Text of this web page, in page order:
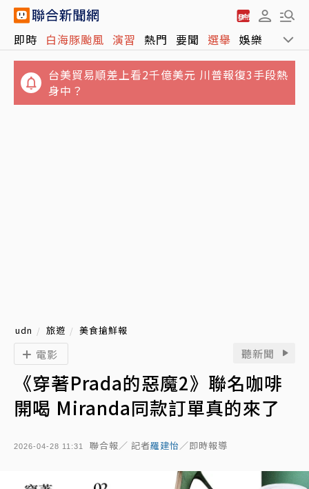
即時 白海豚颱風 演習 熱門 要聞 選舉 娛樂 運動
台美貿易順差上看2千億美元 川普報復3手段熱
身中？
udn 旅遊 美食搶鮮報
聽新聞
《穿著Prada的惡魔2》聯名咖啡
開喝 Miranda同款訂單真的來了
2026-04-28 11:31 聯合報／ 記者羅建怡／即時報導
電影